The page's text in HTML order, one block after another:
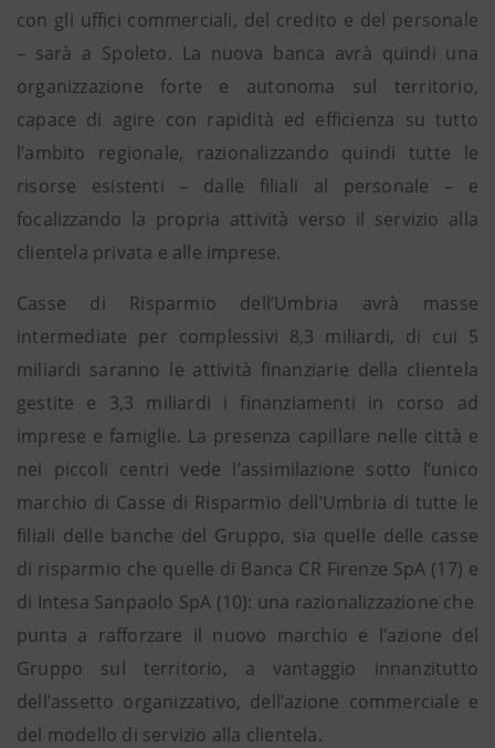
con gli uffici commerciali, del credito e del personale
– sarà a Spoleto. La nuova banca avrà quindi una
organizzazione forte e autonoma sul territorio,
capace di agire con rapidità ed efficienza su tutto
l’ambito regionale, razionalizzando quindi tutte le
risorse esistenti – dalle filiali al personale – e
focalizzando la propria attività verso il servizio alla
clientela privata e alle imprese.
Casse di Risparmio dell’Umbria avrà masse
intermediate per complessivi 8,3 miliardi, di cui 5
miliardi saranno le attività finanziarie della clientela
gestite e 3,3 miliardi i finanziamenti in corso ad
imprese e famiglie. La presenza capillare nelle città e
nei piccoli centri vede l’assimilazione sotto l’unico
marchio di Casse di Risparmio dell’Umbria di tutte le
filiali delle banche del Gruppo, sia quelle delle casse
di risparmio che quelle di Banca CR Firenze SpA (17) e
di Intesa Sanpaolo SpA (10): una razionalizzazione che
punta a rafforzare il nuovo marchio e l’azione del
Gruppo sul territorio, a vantaggio innanzitutto
dell’assetto organizzativo, dell’azione commerciale e
del modello di servizio alla clientela.